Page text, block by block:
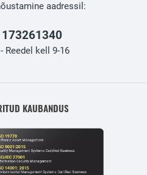
aadressil:
Reedel kell 9-16
KAUBANDUS